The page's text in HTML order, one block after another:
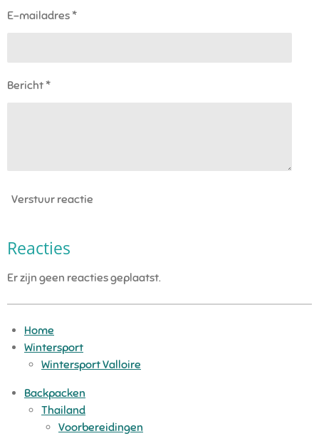
E-mailadres *
Bericht *
Verstuur reactie
Reacties
Er zijn geen reacties geplaatst.
Home
Wintersport
Wintersport Valloire
Backpacken
Thailand
Voorbereidingen